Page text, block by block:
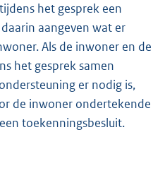
het gesprek een
aangeven wat er
Als de inwoner en de
het gesprek samen
er nodig is,
de inwoner ondertekende
toekenningsbesluit.